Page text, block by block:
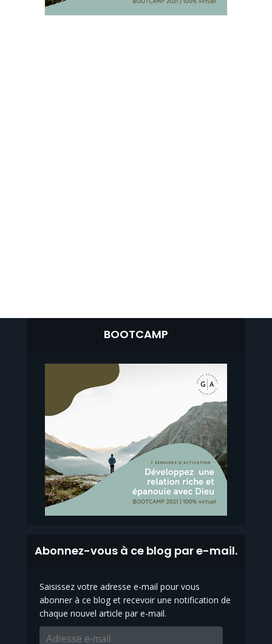
BOOTCAMP
Abonnez-vous à ce blog par e-mail.
Saisissez votre adresse e-mail pour vous
abonner à ce blog et recevoir une notification de
chaque nouvel article par e-mail.
Adresse